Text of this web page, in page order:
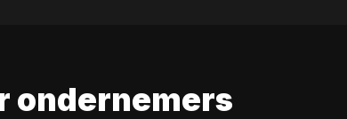
ondernemers